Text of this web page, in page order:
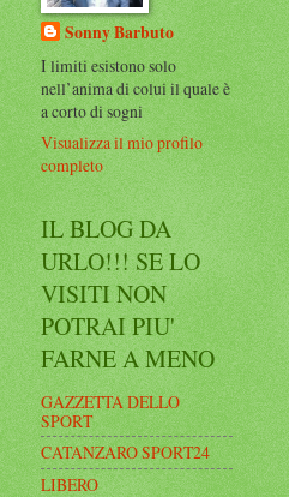
Sonny Barbuto
I limiti esistono solo
nell’anima di colui il quale è
a corto di sogni
Visualizza il mio profilo
completo
IL BLOG DA
URLO!!! SE LO
VISITI NON
POTRAI PIU'
FARNE A MENO
GAZZETTA DELLO
SPORT
CATANZARO SPORT24
LIBERO